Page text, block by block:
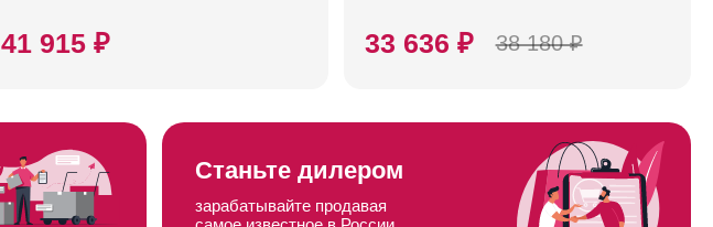
41 915 ₽ 33 636 ₽ 38 180 ₽
Станьте дилером
зарабатывайте продавая